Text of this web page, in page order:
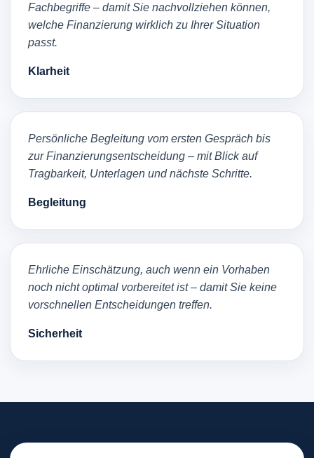
Fachbegriffe – damit Sie nachvollziehen können,
welche Finanzierung wirklich zu Ihrer Situation
passt.
Klarheit
Persönliche Begleitung vom ersten Gespräch bis
zur Finanzierungsentscheidung – mit Blick auf
Tragbarkeit, Unterlagen und nächste Schritte.
Begleitung
Ehrliche Einschätzung, auch wenn ein Vorhaben
noch nicht optimal vorbereitet ist – damit Sie keine
vorschnellen Entscheidungen treffen.
Sicherheit